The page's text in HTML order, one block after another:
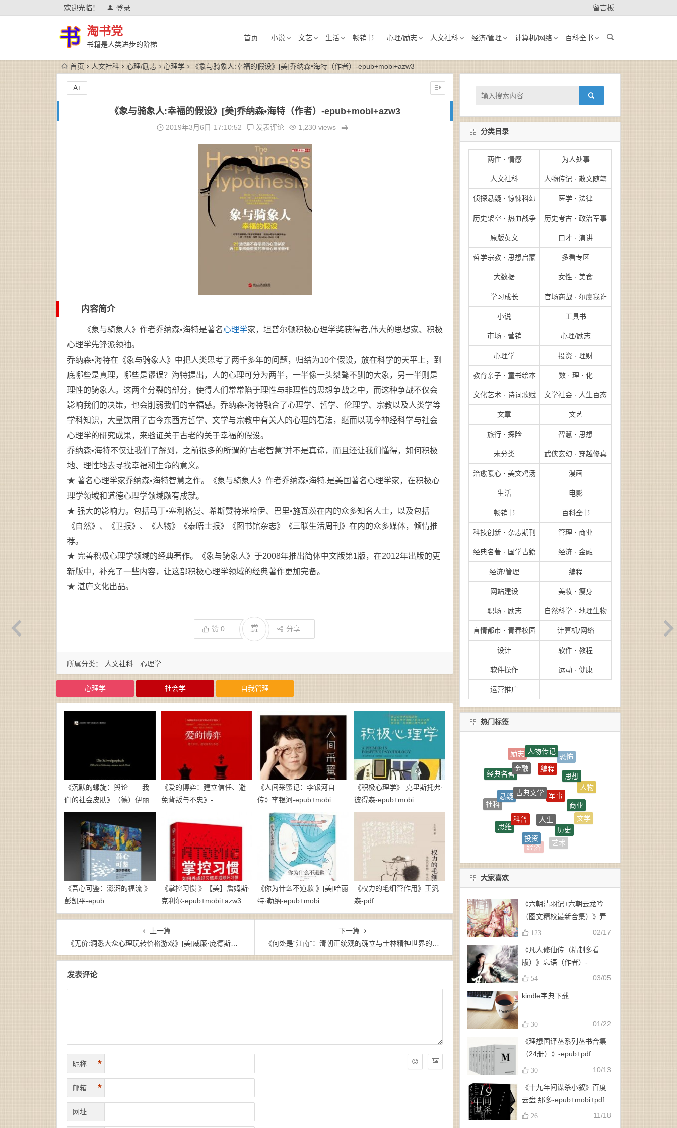
欢迎光临！ 登录 留言板
淘书党
书籍是人类进步的阶梯
首页 小说 文艺 生活 畅销书 心理/励志 人文社科 经济/管理 计算机/网络 百科全书
首页 人文社科 心理/励志 心理学 《象与骑象人:幸福的假设》[美]乔纳森•海特（作者）-epub+mobi+azw3
《象与骑象人:幸福的假设》[美]乔纳森•海特（作者）-epub+mobi+azw3
2019年3月6日 17:10:52 发表评论 1,230 views
内容简介
《象与骑象人》作者乔纳森•海特是著名心理学家，坦普尔顿积极心理学奖获得者,伟大的思想家、积极
心理学先锋派领袖。
乔纳森•海特在《象与骑象人》中把人类思考了两千多年的问题，归结为10个假设，放在科学的天平上，到
底哪些是真理，哪些是谬误？海特提出，人的心理可分为两半，一半像一头桀骜不驯的大象，另一半则是
理性的骑象人。这两个分裂的部分，使得人们常常陷于理性与非理性的思想争战之中，而这种争战不仅会
影响我们的决策，也会削弱我们的幸福感。乔纳森•海特融合了心理学、哲学、伦理学、宗教以及人类学等
学科知识，大量饮用了古今东西方哲学、文学与宗教中有关人的心理的看法，继而以现今神经科学与社会
心理学的研究成果，来验证关于古老的关于幸福的假设。
乔纳森•海特不仅让我们了解到，之前很多的所谓的“古老智慧”并不是真谛，而且还让我们懂得，如何积极
地、理性地去寻找幸福和生命的意义。
★ 著名心理学家乔纳森•海特智慧之作。《象与骑象人》作者乔纳森•海特,是美国著名心理学家，在积极心
理学领域和道德心理学领域颇有成就。
★ 强大的影响力。包括马丁•塞利格曼、希斯赞特米哈伊、巴里•施瓦茨在内的众多知名人士，以及包括
《自然》、《卫报》、《人物》《泰晤士报》《图书馆杂志》《三联生活周刊》在内的众多媒体，倾情推
荐。
★ 完善积极心理学领域的经典著作。《象与骑象人》于2008年推出简体中文版第1版，在2012年出版的更
新版中，补充了一些内容，让这部积极心理学领域的经典著作更加完备。
★ 湛庐文化出品。
赞 0 赏 分享
A+
所属分类： 人文社科 心理学
心理学 社会学 自我管理
《沉默的螺旋：舆论——我
们的社会皮肤》（德）伊丽
莎白·诺尔-诺依曼-pdf
《爱的博弈：建立信任、避
免背叛与不忠》-
《人间采蜜记：李银河自
传》李银河-epub+mobi
《积极心理学》 克里斯托弗·
彼得森-epub+mobi
《吾心可鉴：澎湃的福流 》
彭凯平-epub
《掌控习惯 》【美】詹姆斯·
克利尔-epub+mobi+azw3
《你为什么不道歉 》[美]哈丽
特·勒纳-epub+mobi
《权力的毛细管作用》王汎
森-pdf
上一篇
《无价:洞悉大众心理玩转价格游戏》[美]威廉·庞德斯通（作者）-epub+mobi+azw3
下一篇
《何处是“江南”：清朝正统观的确立与士林精神世界的变异》杨念群 (作者) -epub+mobi+azw3
发表评论
昵称 *
邮箱 *
网址
分类目录
两性 · 情感 为人处事
人文社科 人物传记 · 散文随笔
侦探悬疑 · 惊悚科幻 医学 · 法律
历史架空 · 热血战争 历史考古 · 政治军事
原版英文 口才 · 演讲
哲学宗教 · 思想启蒙 多看专区
大数据 女性 · 美食
学习成长 官场商战 · 尔虞我诈
小说 工具书
市场 · 营销 心理/励志
心理学 投资 · 理财
教育亲子 · 童书绘本 数 · 理 · 化
文化艺术 · 诗词歌赋 文学社会 · 人生百态
文章 文艺
旅行 · 探险 智慧 · 思想
未分类 武侠玄幻 · 穿越修真
治愈暖心 · 美文鸡汤 漫画
生活 电影
畅销书 百科全书
科技创新 · 杂志期刊 管理 · 商业
经典名著 · 国学古籍 经济 · 金融
经济/管理 编程
网站建设 美妆 · 瘦身
职场 · 励志 自然科学 · 地理生物
言情都市 · 青春校园 计算机/网络
设计 软件 · 教程
软件操作 运动 · 健康
运营推广
热门标签
人物传记
经典名著
金融
编程
思想
人物
社科
悬疑
古典文学
商业
文学
言情
玄幻
科普
人生
艺术
经济
投资
大家喜欢
《六朝清羽记+六朝云龙吟
（图文精校最新合集）》弄
玉、龙璇（作者）-
123 02/17
《凡人修仙传（精制多看
版）》忘语（作者）-
epub+mobi
54 03/05
kindle字典下载
30 01/22
《理想国译丛系列丛书合集
（24册）》-epub+pdf
30 10/13
《十九年间谋杀小叙》百度
云盘 那多-epub+mobi+pdf
26 11/18